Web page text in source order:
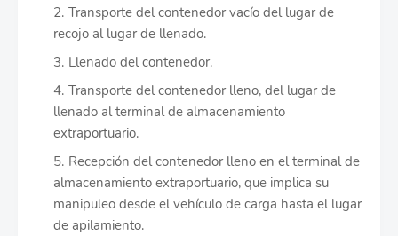
Transporte del contenedor vacío del lugar de
recojo al lugar de llenado.
Llenado del contenedor.
Transporte del contenedor lleno, del lugar de
llenado al terminal de almacenamiento
extraportuario.
Recepción del contenedor lleno en el terminal de
almacenamiento extraportuario, que implica su
manipuleo desde el vehículo de carga hasta el lugar
de apilamiento.